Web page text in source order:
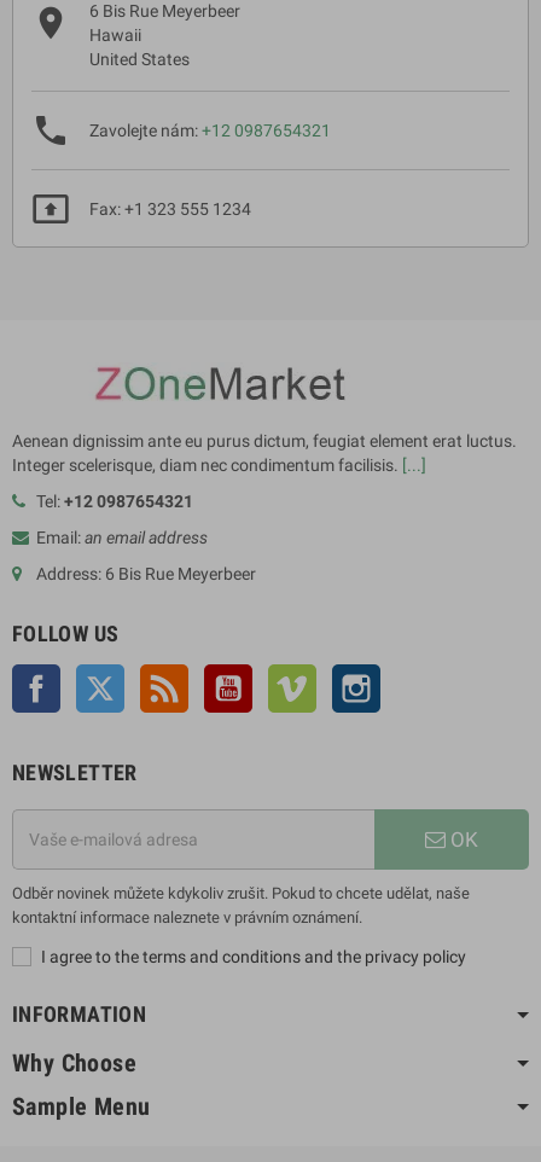
place
6 Bis Rue Meyerbeer
Hawaii
United States
phone Zavolejte nám:+12 0987654321
present_to_all Fax: +1 323 555 1234
Aenean dignissim ante eu purus dictum, feugiat element erat luctus.
Integer scelerisque, diam nec condimentum facilisis. [...]
Tel:+12 0987654321
Email:an email address
Address: 6 Bis Rue Meyerbeer
FOLLOW US
Facebook Twitter Rss YouTube Vimeo
NEWSLETTER
OK
Odběr novinek můžete kdykoliv zrušit. Pokud to chcete udělat, naše
kontaktní informace naleznete v právním oznámení.
I agree to the terms and conditions and the privacy policy
INFORMATION
Why Choose
Sample Menu